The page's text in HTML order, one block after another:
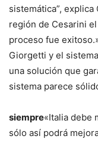
sistemática”,
región de Cesarini
proceso fue
Giorgetti y el
una solución que
sistema parece
siempre«Italia debe
sólo así podrá